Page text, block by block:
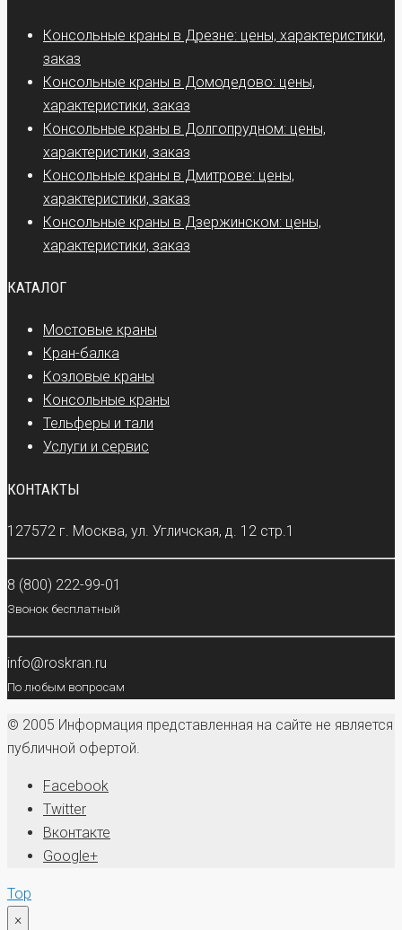
Консольные краны в Дрезне: цены, характеристики,
заказ
Консольные краны в Домодедово: цены,
характеристики, заказ
Консольные краны в Долгопрудном: цены,
характеристики, заказ
Консольные краны в Дмитрове: цены,
характеристики, заказ
Консольные краны в Дзержинском: цены,
характеристики, заказ
КАТАЛОГ
Мостовые краны
Кран-балка
Козловые краны
Консольные краны
Тельферы и тали
Услуги и сервис
КОНТАКТЫ
127572 г. Москва, ул. Угличская, д. 12 стр.1
8 (800) 222-99-01
Звонок бесплатный
info@roskran.ru
По любым вопросам
© 2005 Информация представленная на сайте не является
публичной офертой.
Facebook
Twitter
Вконтакте
Google+
Top
×